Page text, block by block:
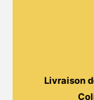
Livraison